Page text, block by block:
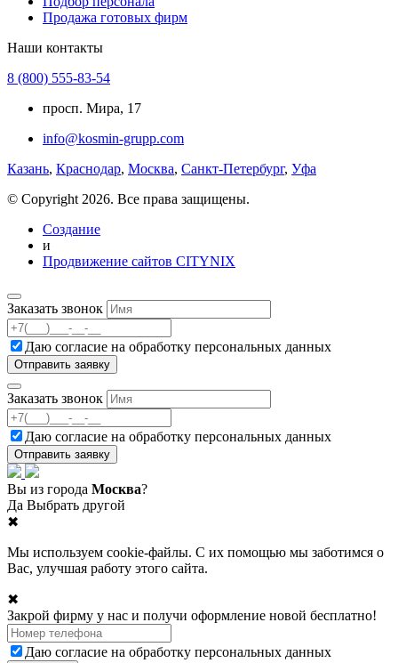
Продажа готовых фирм
Наши контакты
8 (800) 555-83-54
просп. Мира, 17
info@kosmin-grupp.com
Казань, Краснодар, Москва, Санкт-Петербург, Уфа
© Copyright 2026. Все права защищены.
Создание
и
Продвижение сайтов CITYNIX
Заказать звонок
Даю согласие на обработку персональных данных
Заказать звонок
Даю согласие на обработку персональных данных
Вы из города Москва?
Да Выбрать другой
✖
Мы используем cookie-файлы. С их помощью мы заботимся о
Вас, улучшая работу этого сайта.
✖
Закрой фирму у нас и получи оформление новой бесплатно!
Даю согласие на обработку персональных данных